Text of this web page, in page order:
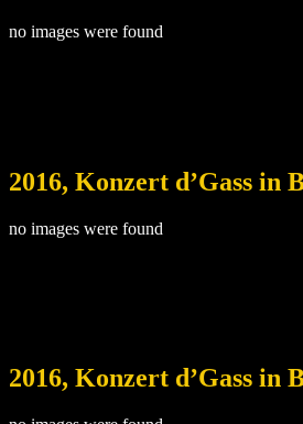
no images were found
2016, Konzert d’Gass in
no images were found
2016, Konzert d’Gass in